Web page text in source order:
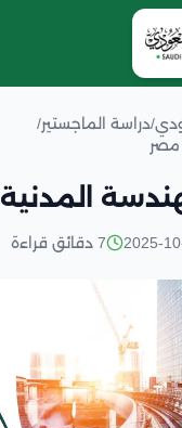
/دراسة الماجستير/
مصر
المدنية
2025- 7 دقائق قراءة